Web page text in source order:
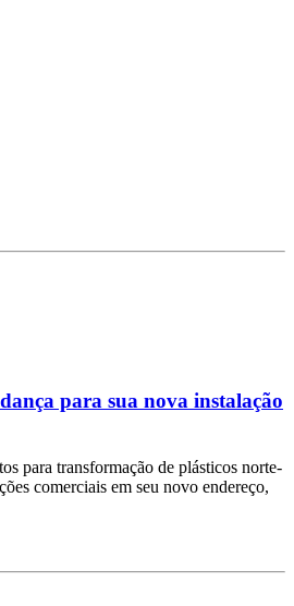
para sua nova instalação
para transformação de plásticos norte-
comerciais em seu novo endereço,